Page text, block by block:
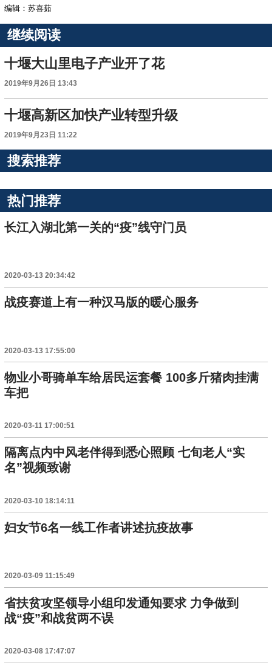
编辑：苏喜茹
继续阅读
十堰大山里电子产业开了花
2019年9月26日 13:43
十堰高新区加快产业转型升级
2019年9月23日 11:22
搜索推荐
热门推荐
长江入湖北第一关的“疫”线守门员
2020-03-13 20:34:42
战疫赛道上有一种汉马版的暖心服务
2020-03-13 17:55:00
物业小哥骑单车给居民运套餐 100多斤猪肉挂满
车把
2020-03-11 17:00:51
隔离点内中风老伴得到悉心照顾 七旬老人“实
名”视频致谢
2020-03-10 18:14:11
妇女节6名一线工作者讲述抗疫故事
2020-03-09 11:15:49
省扶贫攻坚领导小组印发通知要求 力争做到
战“疫”和战贫两不误
2020-03-08 17:47:07